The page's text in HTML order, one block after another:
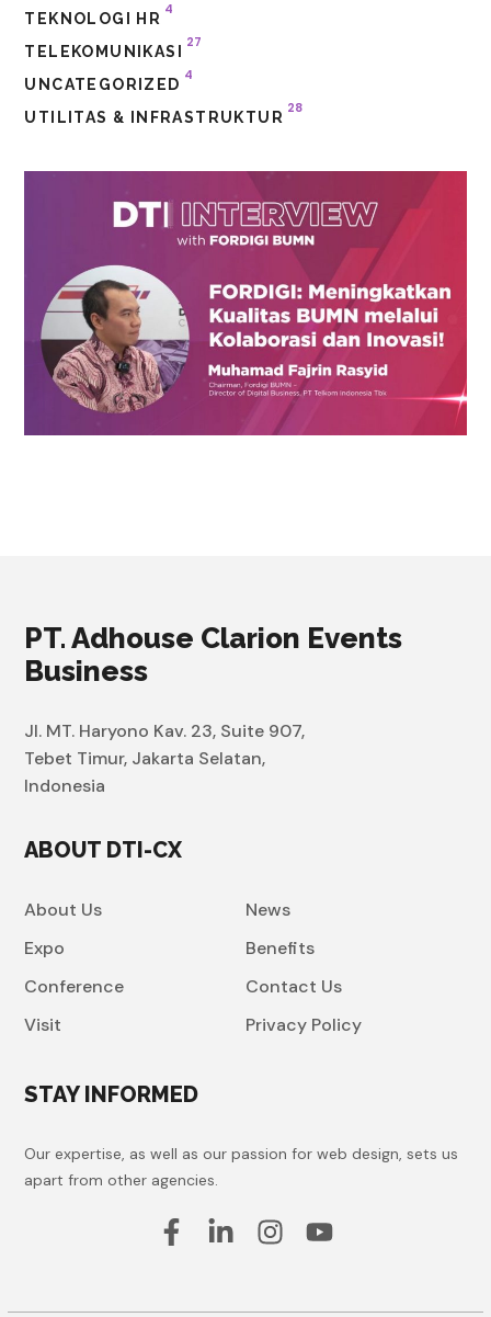
TEKNOLOGI HR
4
TELEKOMUNIKASI
27
UNCATEGORIZED
4
UTILITAS & INFRASTRUKTUR
28
PT. Adhouse Clarion Events
Business
Jl. MT. Haryono Kav. 23, Suite 907,
Tebet Timur, Jakarta Selatan,
Indonesia
ABOUT DTI-CX
About Us
Expo
Conference
Visit
News
Benefits
Contact Us
Privacy Policy
STAY INFORMED
Our expertise, as well as our passion for web design, sets us
apart from other agencies.